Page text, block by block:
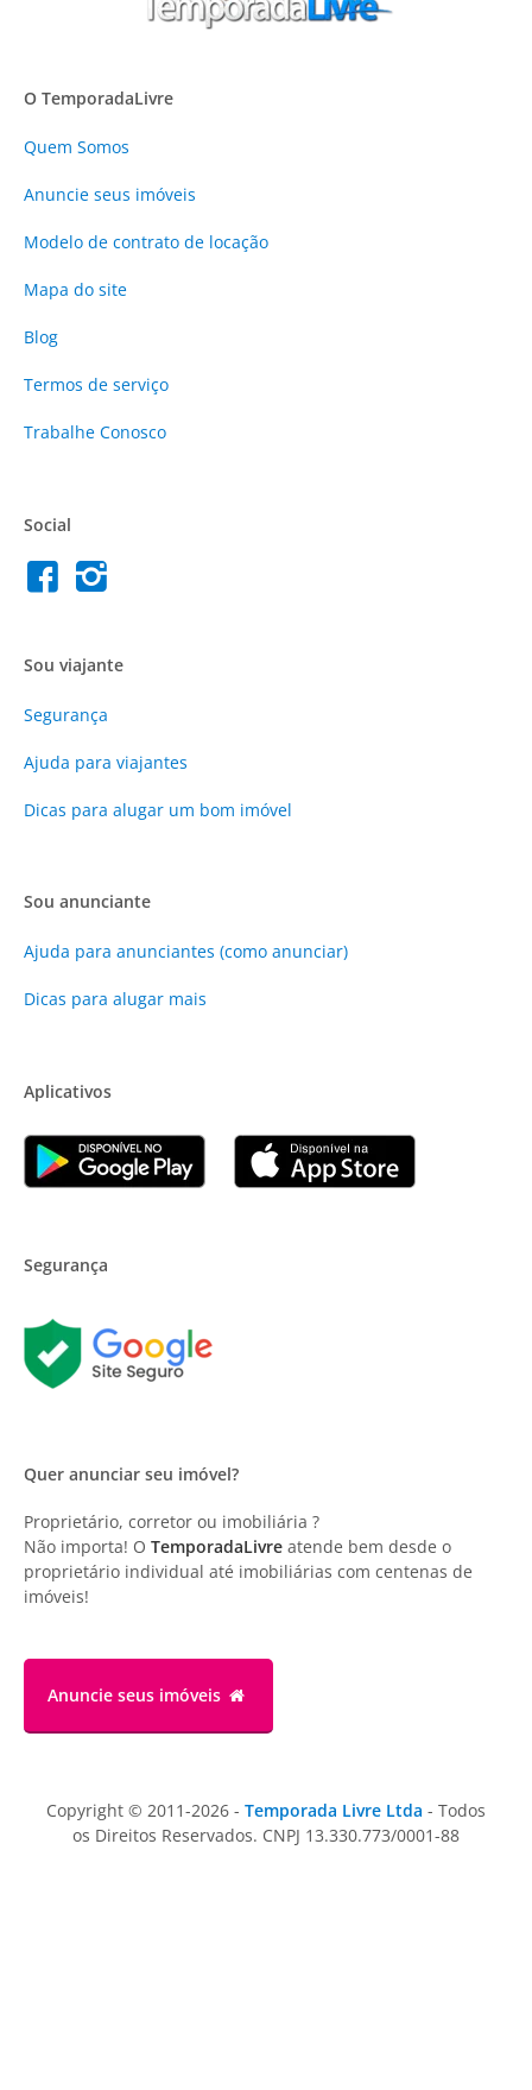
O TemporadaLivre
Quem Somos
Anuncie seus imóveis
Modelo de contrato de locação
Mapa do site
Blog
Termos de serviço
Trabalhe Conosco
Social
Sou viajante
Segurança
Ajuda para viajantes
Dicas para alugar um bom imóvel
Sou anunciante
Ajuda para anunciantes (como anunciar)
Dicas para alugar mais
Aplicativos
Segurança
Quer anunciar seu imóvel?
Proprietário, corretor ou imobiliária ?
Não importa! O TemporadaLivre atende bem desde o
proprietário individual até imobiliárias com centenas de
imóveis!
Anuncie seus imóveis
Copyright © 2011-2026 - Temporada Livre Ltda - Todos
os Direitos Reservados. CNPJ 13.330.773/0001-88